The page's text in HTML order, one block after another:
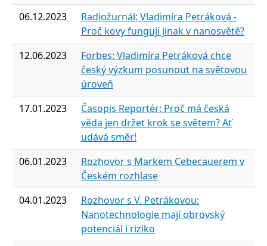
06.12.2023
Radiožurnál: Vladimíra Petráková -
Proč kovy fungují jinak v nanosvětě?
12.06.2023
Forbes: Vladimíra Petráková chce
český výzkum posunout na světovou
úroveň
17.01.2023
Časopis Reportér: Proč má česká
věda jen držet krok se světem? Ať
udává směr!
06.01.2023
Rozhovor s Markem Cebecauerem v
Českém rozhlase
04.01.2023
Rozhovor s V. Petrákovou:
Nanotechnologie mají obrovský
potenciál i riziko